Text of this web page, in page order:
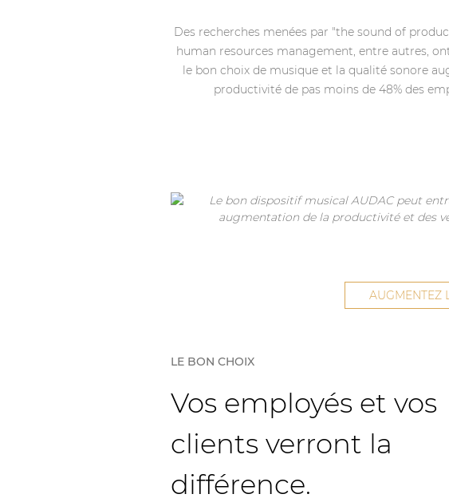
Des recherches menées par "the sound of
human resources management, entre autres,
le bon choix de musique et la qualité sonore
productivité de pas moins de 48% des
AUGMENTEZ
LE BON CHOIX
Vos employés et vos
clients verront la
différence.